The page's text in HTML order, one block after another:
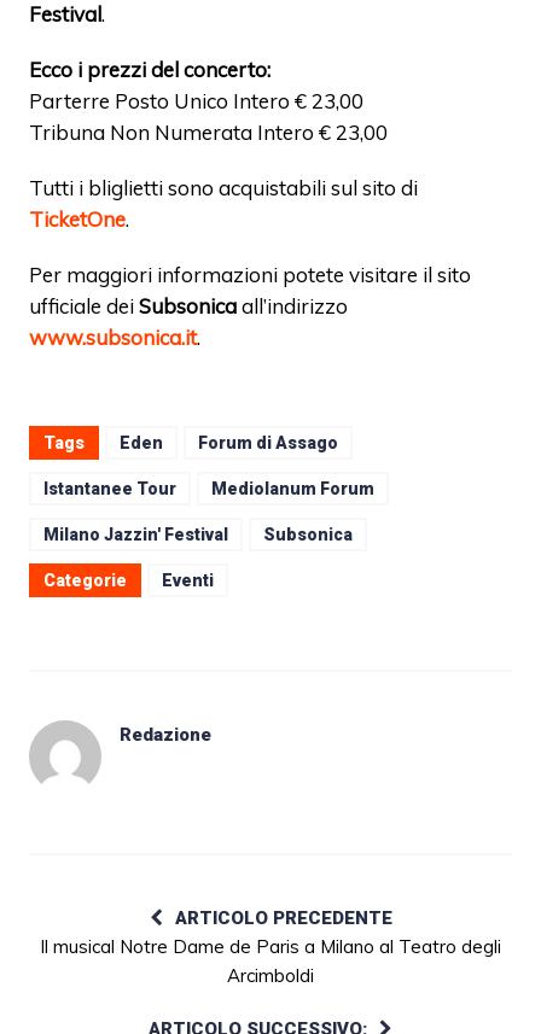
Festival.
Ecco i prezzi del concerto:
Parterre Posto Unico Intero € 23,00
Tribuna Non Numerata Intero € 23,00
Tutti i bliglietti sono acquistabili sul sito di
TicketOne.
Per maggiori informazioni potete visitare il sito
ufficiale deiSubsonicaall’indirizzo
www.subsonica.it.
Tags Eden Forum di Assago
Istantanee Tour Mediolanum Forum
Milano Jazzin' Festival Subsonica
Categorie Eventi
Redazione
ARTICOLO PRECEDENTE
Il musical Notre Dame de Paris a Milano al Teatro degli
Arcimboldi
ARTICOLO SUCCESSIVO: